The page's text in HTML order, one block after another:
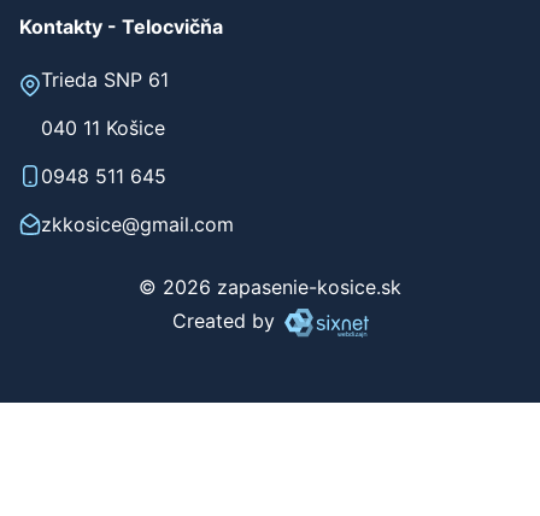
Kontakty - Telocvičňa
Trieda SNP 61
040 11 Košice
0948 511 645
zkkosice@gmail.com
© 2026 zapasenie-kosice.sk
Created by